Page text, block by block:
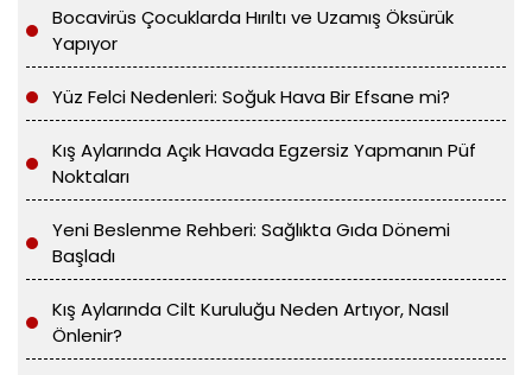
Bocavirüs Çocuklarda Hırıltı ve Uzamış Öksürük
Yapıyor
Yüz Felci Nedenleri: Soğuk Hava Bir Efsane mi?
Kış Aylarında Açık Havada Egzersiz Yapmanın Püf
Noktaları
Yeni Beslenme Rehberi: Sağlıkta Gıda Dönemi
Başladı
Kış Aylarında Cilt Kuruluğu Neden Artıyor, Nasıl
Önlenir?